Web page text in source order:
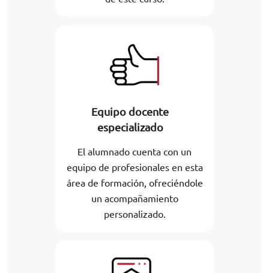
Equipo docente
especializado
El alumnado cuenta con un
equipo de profesionales en esta
área de formación, ofreciéndole
un acompañamiento
personalizado.